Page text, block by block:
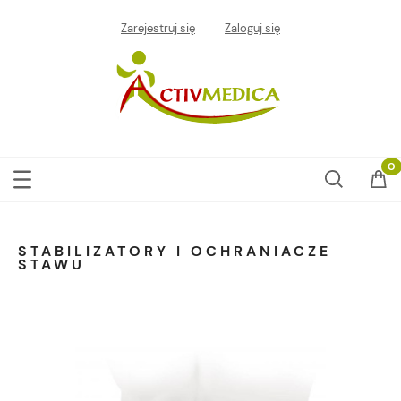
Zarejestruj się Zaloguj się
STABILIZATORY I OCHRANIACZE
STAWU